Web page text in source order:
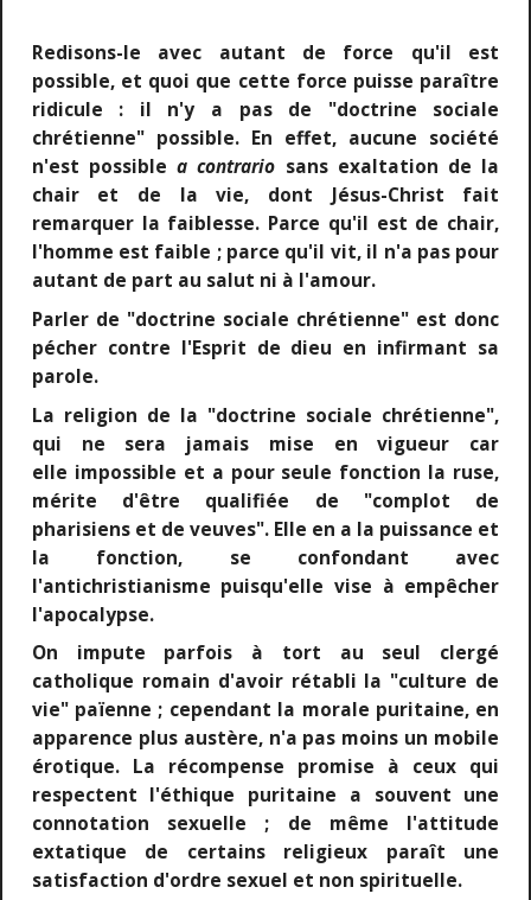
Redisons-le avec autant de force qu'il est
possible, et quoi que cette force puisse paraître
ridicule : il n'y a pas de "doctrine sociale
chrétienne" possible. En effet, aucune société
n'est possiblea contrario sans exaltation de la
chair et de la vie, dont Jésus-Christ fait
remarquer la faiblesse. Parce qu'il est de chair,
l'homme est faible ; parce qu'il vit, il n'a pas pour
autant de part au salut ni à l'amour.
Parler de "doctrine sociale chrétienne" est donc
pécher contre l'Esprit de dieu en infirmant sa
parole.
La religion de la "doctrine sociale chrétienne",
qui ne sera jamais mise en vigueur car
elle impossible et a pour seule fonction la ruse,
mérite d'être qualifiée de "complot de
pharisiens et de veuves". Elle en a la puissance et
la fonction, se confondant avec
l'antichristianisme puisqu'elle vise à empêcher
l'apocalypse.
On impute parfois à tort au seul clergé
catholique romain d'avoir rétabli la "culture de
vie" païenne ; cependant la morale puritaine, en
apparence plus austère, n'a pas moins un mobile
érotique. La récompense promise à ceux qui
respectent l'éthique puritaine a souvent une
connotation sexuelle ; de même l'attitude
extatique de certains religieux paraît une
satisfaction d'ordre sexuel et non spirituelle.